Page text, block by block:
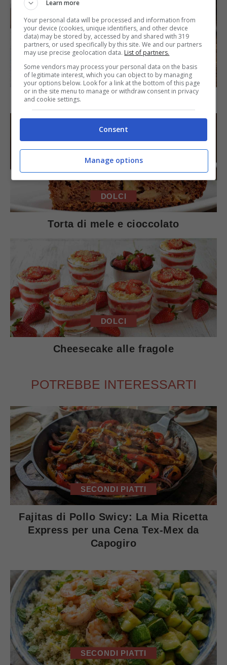
SECONDI PIATTI
Arista di maiale al latte
DOLCI
Torta di mele e cioccolato
DOLCI
Cheesecake alle fragole
POTREBBE INTERESSARTI
SECONDI PIATTI
Fajitas di Pollo Swicy: La Mia Ricetta
Express per una Cena Tex-Mex da
Capogiro
SECONDI PIATTI
Learn more
Your personal data will be processed and information from
your device (cookies, unique identifiers, and other device
data) may be stored by, accessed by and shared with 319
partners, or used specifically by this site. We and our partners
may use precise geolocation data. List of partners.
Some vendors may process your personal data on the basis
of legitimate interest, which you can object to by managing
your options below. Look for a link at the bottom of this page
or in the site menu to manage or withdraw consent in privacy
and cookie settings.
Consent
Manage options